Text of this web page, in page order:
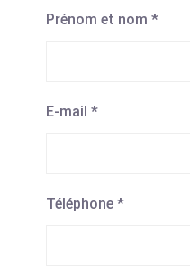
Prénom et nom *
E-mail *
Téléphone *